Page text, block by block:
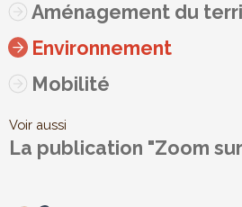
Aménagement du
Environnement
Mobilité
Voir aussi
La publication "Zoom